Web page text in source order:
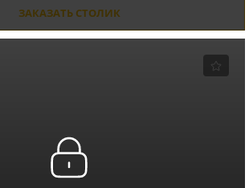
ЗАКАЗАТЬ СТОЛИК